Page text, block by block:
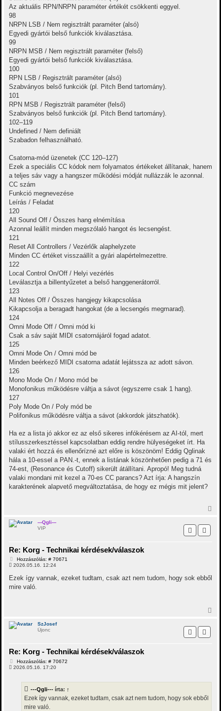
Az aktuális RPN/NRPN paraméter értékét csökkenti eggyel.
98
NRPN LSB / Nem regisztrált paraméter (alsó)
Egyedi gyártói belső funkciók kiválasztása.
99
NRPN MSB / Nem regisztrált paraméter (felső)
Egyedi gyártói belső funkciók kiválasztása.
100
RPN LSB / Regisztrált paraméter (alsó)
Szabványos belső funkciók (pl. Pitch Bend tartomány).
101
RPN MSB / Regisztrált paraméter (felső)
Szabványos belső funkciók (pl. Pitch Bend tartomány).
102–119
Undefined / Nem definiált
Szabadon felhasználható.
Csatorna-mód üzenetek (CC 120–127)
Ezek a speciális CC kódok nem folyamatos értékeket állítanak, hanem
a teljes sáv vagy a hangszer működési módját nullázzák le azonnal.
CC szám
Funkció megnevezése
Leírás / Feladat
120
All Sound Off / Összes hang elnémítása
Azonnal leállít minden megszólaló hangot és lecsengést.
121
Reset All Controllers / Vezérlők alaphelyzete
Minden CC értéket visszaállít a gyári alapértelmezettre.
122
Local Control On/Off / Helyi vezérlés
Leválasztja a billentyűzetet a belső hanggenerátorról.
123
All Notes Off / Összes hangjegy kikapcsolása
Kikapcsolja a beragadt hangokat (de a lecsengés megmarad).
124
Omni Mode Off / Omni mód ki
Csak a sáv saját MIDI csatornájáról fogad adatot.
125
Omni Mode On / Omni mód be
Minden beérkező MIDI csatorna adatát lejátssza az adott sávon.
126
Mono Mode On / Mono mód be
Monofonikus működésre váltja a sávot (egyszerre csak 1 hang).
127
Poly Mode On / Poly mód be
Polifonikus működésre váltja a sávot (akkordok játszhatók).
Ha ez a lista jó akkor ez az első sikeres infókérésem az AI-tól, mert
stílusszerkesztéssel kapcsolatban eddig rendre hülyeségeket írt. Ha
valaki ért hozzá és ellenőrízné azt előre is köszönöm! Eddig Qglinak
hála a 10-essel a PAN.-t, ennek a listának köszönhetően pedig a 71 és
74-est, (Resonance és Cutoff) sikerült átállítani. Apropó! Meg tudná
valaki mondani mit kezel a 70-es CC parancs? Azt írja: A hangszín
karakterének alapvető megváltoztatása, de hogy ez mégis mit jelent?
---Qgli---
VIP
Re: Korg - Technikai kérdések/válaszok
Hozzászólás: # 70671
z
2026.05.16. 12:24
Ezek így vannak, ezeket tudtam, csak azt nem tudom, hogy sok ebből
mire való.
SzJosef
Újonc
Re: Korg - Technikai kérdések/válaszok
Hozzászólás: # 70672H
s
z
ó
2026.05.16. 17:20
---Qgli--- írta: ↑
Ezek így vannak, ezeket tudtam, csak azt nem tudom, hogy sok ebből
mire való.